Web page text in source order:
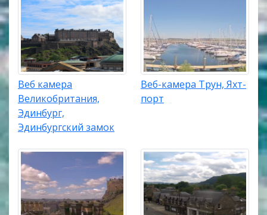
Веб камера
Великобритания,
Эдинбург,
Эдинбургский замок
Веб-камера Трун, Яхт-
порт